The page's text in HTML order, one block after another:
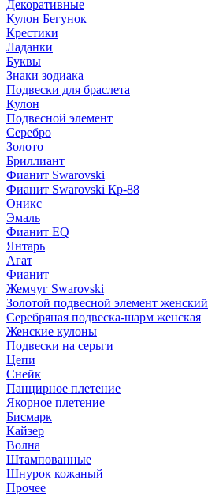
Декоративные
Кулон Бегунок
Крестики
Ладанки
Буквы
Знаки зодиака
Подвески для браслета
Кулон
Подвесной элемент
Серебро
Золото
Бриллиант
Фианит Swarovski
Фианит Swarovski Кр-88
Оникс
Эмаль
Фианит EQ
Янтарь
Агат
Фианит
Жемчуг Swarovski
Золотой подвесной элемент женcкий
Серебряная подвеска-шарм женская
Женские кулоны
Подвески на серьги
Цепи
Снейк
Панцирное плетение
Якорное плетение
Бисмарк
Кайзер
Волна
Штампованные
Шнурок кожаный
Прочее